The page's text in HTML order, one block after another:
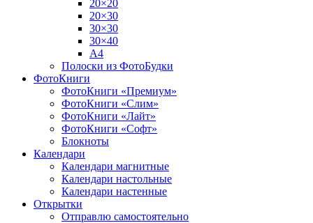
20×20
20×30
30×30
30×40
A4
Полоски из ФотоБудки
ФотоКниги
ФотоКниги «Премиум»
ФотоКниги «Слим»
ФотоКниги «Лайт»
ФотоКниги «Софт»
Блокноты
Календари
Календари магнитные
Календари настольные
Календари настенные
Открытки
Отправлю самостоятельно